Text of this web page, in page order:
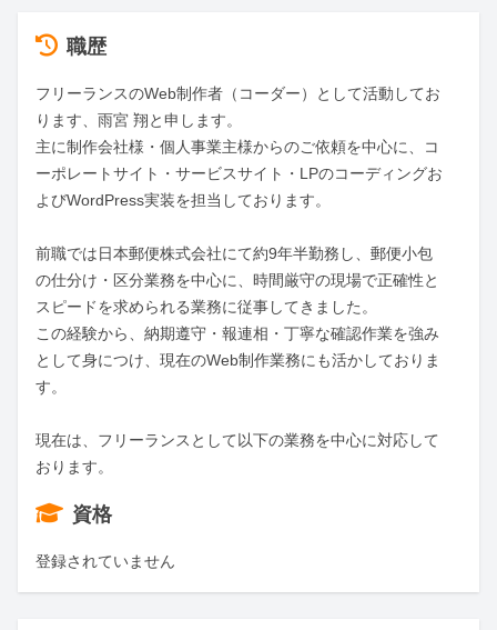
職歴
フリーランスのWeb制作者（コーダー）として活動してお
ります、雨宮 翔と申します。
主に制作会社様・個人事業主様からのご依頼を中心に、コ
ーポレートサイト・サービスサイト・LPのコーディングお
よびWordPress実装を担当しております。
前職では日本郵便株式会社にて約9年半勤務し、郵便小包
の仕分け・区分業務を中心に、時間厳守の現場で正確性と
スピードを求められる業務に従事してきました。
この経験から、納期遵守・報連相・丁寧な確認作業を強み
として身につけ、現在のWeb制作業務にも活かしておりま
す。
現在は、フリーランスとして以下の業務を中心に対応して
おります。
資格
登録されていません